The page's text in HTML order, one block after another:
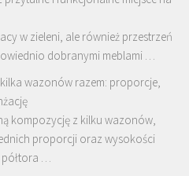
w zieleni, ale również przestrzeń
dobranymi meblami …
wazonów razem: proporcje,
kompozycję z kilku wazonów,
proporcji oraz wysokości
półtora …